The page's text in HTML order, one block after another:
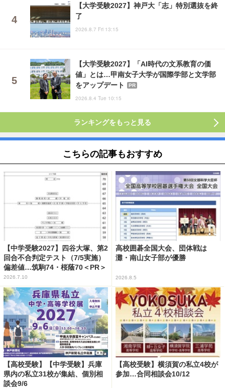
【大学受験2027】神戸大「志」特別選抜を終
了
2026.8.7 Fri 13:15
【大学受験2027】「AI時代の文系教育の価
値」とは…甲南女子大学が国際学部と文学部
をアップデート
PR
2026.8.4 Tue 10:15
ランキングをもっと見る
こちらの記事もおすすめ
【中学受験2027】四谷大塚、第2
回合不合判定テスト（7/5実施）
偏差値…筑駒74・桜蔭70＜PR＞
2026.7.10
高校囲碁全国大会、団体戦は
灘・南山女子部が優勝
2026.8.5
【高校受験】【中学受験】兵庫
県内の私立31校が集結、個別相
談会9/6
【高校受験】横須賀の私立4校が
参加…合同相談会10/12